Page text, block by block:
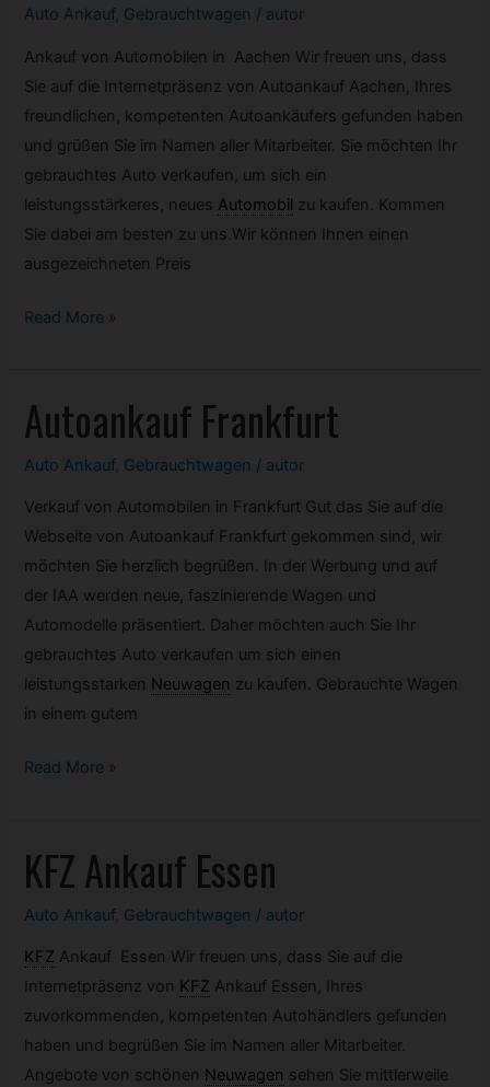
Auto Ankauf, Gebrauchtwagen / autor
Ankauf von Automobilen in Aachen Wir freuen uns, dass
Sie auf die Internetpräsenz von Autoankauf Aachen, Ihres
freundlichen, kompetenten Autoankäufers gefunden haben
und grüßen Sie im Namen aller Mitarbeiter. Sie möchten Ihr
gebrauchtes Auto verkaufen, um sich ein
leistungsstärkeres, neues Automobil zu kaufen. Kommen
Sie dabei am besten zu uns.Wir können Ihnen einen
ausgezeichneten Preis
Autoankauf
Read More »
Autoankauf Frankfurt
Auto Ankauf, Gebrauchtwagen / autor
Verkauf von Automobilen in Frankfurt Gut das Sie auf die
Webseite von Autoankauf Frankfurt gekommen sind, wir
möchten Sie herzlich begrüßen. In der Werbung und auf
der IAA werden neue, faszinierende Wagen und
Automodelle präsentiert. Daher möchten auch Sie Ihr
gebrauchtes Auto verkaufen um sich einen
leistungsstarken Neuwagen zu kaufen. Gebrauchte Wagen
in einem gutem
Autoankauf
Read More »
KFZAnkauf Essen
Auto Ankauf, Gebrauchtwagen / autor
KFZ Ankauf Essen Wir freuen uns, dass Sie auf die
Internetpräsenz von KFZ Ankauf Essen, Ihres
zuvorkommenden, kompetenten Autohändlers gefunden
haben und begrüßen Sie im Namen aller Mitarbeiter.
Angebote von schönen Neuwagen sehen Sie mittlerweile